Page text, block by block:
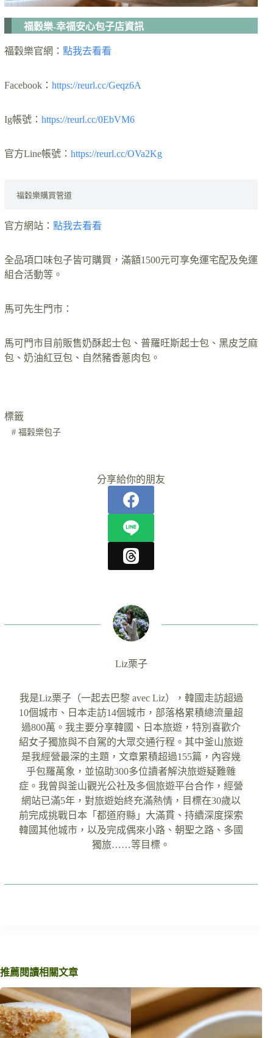
福穀樂-幸福安心包子店資訊
福穀樂官網： 點我去看看
Facebook： https://reurl.cc/Geqz6A
Ig帳號： https://reurl.cc/0EbVM6
官方Line帳號： https://reurl.cc/OVa2Kg
福穀樂購買管道
官方網站： 點我去看看
全品項口味包子皆可購買，滿額1500元可享免運宅配及免運
組合活動等。
馬可先生門市：
馬可門市目前販售奶酥起士包、普羅旺斯起士包、黑皮芝麻
包、奶油紅豆包、自然豬香蔥肉包。
標籤
#福穀樂包子
分享給你的朋友
Liz栗子
我是Liz栗子（一起去巴黎 avec Liz），韓國走訪超過
10個城市、日本走訪14個城市，部落格累積總流量超
過800萬。我主要分享韓國、日本旅遊，特別喜歡介
紹女子獨旅與不自駕的大眾交通行程。其中釜山旅遊
是我經營最深的主題，文章累積超過155篇，內容幾
乎包羅萬象，並協助300多位讀者解決旅遊疑難雜
症。我曾與釜山觀光公社及多個旅遊平台合作，經營
網站已滿5年，對旅遊始終充滿熱情，目標在30歲以
前完成挑戰日本「都道府縣」大滿貫、持續深度探索
韓國其他城市，以及完成偶來小路、朝聖之路、多國
獨旅……等目標。
推薦閱讀相關文章